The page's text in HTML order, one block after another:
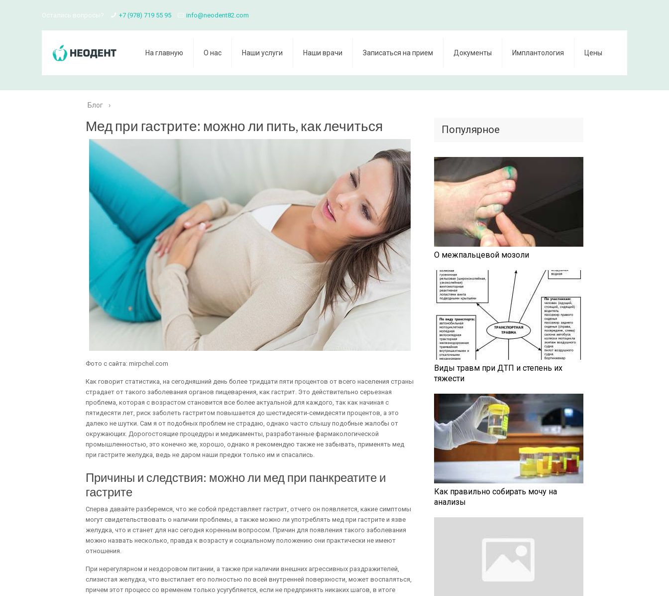
Остались вопросы? +7 (978) 719 55 95 info@neodent82.com
На главную О нас Наши услуги Наши врачи Записаться на прием Документы Имплантология Цены
Блог ›
Мед при гастрите: можно ли пить, как лечиться
Фото с сайта: mirpchel.com
Как говорит статистика, на сегодняшний день более тридцати пяти процентов от всего населения страны
страдает от такого заболевания органов пищеварения, как гастрит. Это действительно серьезная
проблема, которая с возрастом становится все более актуальной для каждого, так как начиная с
пятидесяти лет, риск заболеть гастритом повышается до шестидесяти-семидесяти процентов, а это
далеко не шутки. Сам я от подобных проблем не страдаю, однако часто слышу подобные жалобы от
окружающих. Дорогостоящие процедуры и медикаменты, разработанные фармакологической
промышленностью, это конечно же, хорошо, однако я рекомендую также не забывать, применять мед
при гастрите желудка, ведь не даром наши предки только им и спасались.
Причины и следствия: можно ли мед при панкреатите и
гастрите
Сперва давайте разберемся, что же собой представляет гастрит, отчего он появляется, какие симптомы
могут свидетельствовать о наличии проблемы, а также можно ли употреблять мед при гастрите и язве
желудка, что и станет для нас сегодня коренным вопросом. Причин для появления такого заболевания
можно назвать несколько, правда к возрасту и социальному положению они практически не имеют
отношения.
При нерегулярном и нездоровом питании, а также при наличии внешних агрессивных раздражителей,
слизистая желудка, что выстилает его полностью по всей внутренней поверхности, может воспаляться,
причем этот процесс со временем только усугубляется, если не предпринять никаких шагов, в итоге
Популярное
О межпальцевой мозоли
Виды травм при ДТП и степень их
тяжести
Как правильно собирать мочу на
анализы